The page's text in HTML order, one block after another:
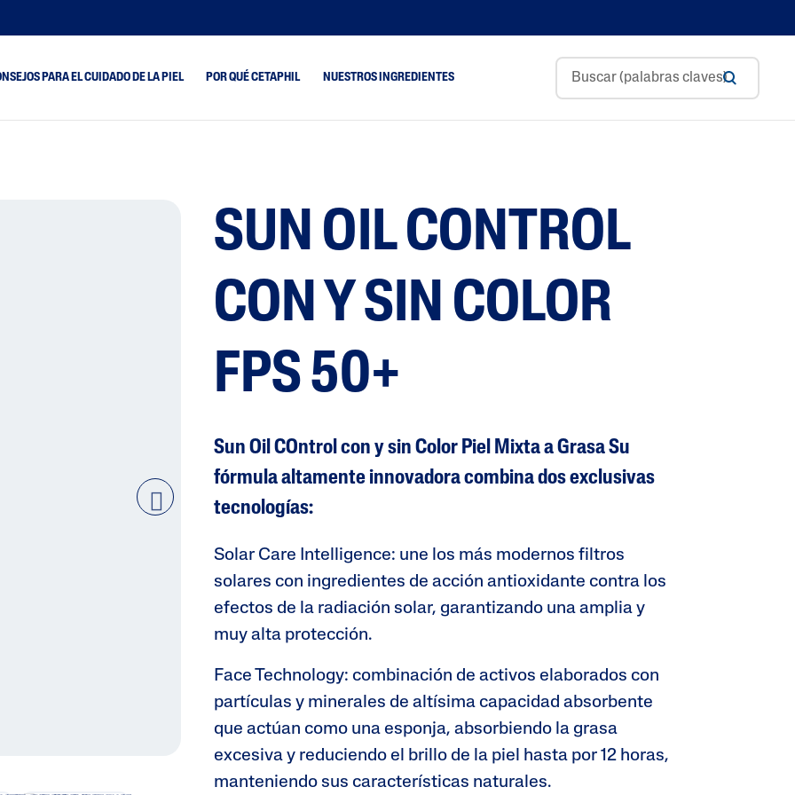
Barros Y
PRO AD Restoraderm
PRO AR Redness
Glicerina
Ácido Hialurónico
Niacinamida
Pantenol
Urea
PARA EL CUIDADO DE LA PIEL POR QUÉ CETAPHIL NUESTROS INGREDIENTES
next
SUN OIL CONTROL
CON Y SIN COLOR
FPS 50+
Sun Oil COntrol con y sin Color Piel Mixta a Grasa Su
fórmula altamente innovadora combina dos exclusivas
tecnologías:
Solar Care Intelligence: une los más modernos filtros
solares con ingredientes de acción antioxidante contra los
efectos de la radiación solar, garantizando una amplia y
muy alta protección.
Face Technology: combinación de activos elaborados con
partículas y minerales de altísima capacidad absorbente
que actúan como una esponja, absorbiendo la grasa
excesiva y reduciendo el brillo de la piel hasta por 12 horas,
manteniendo sus características naturales.